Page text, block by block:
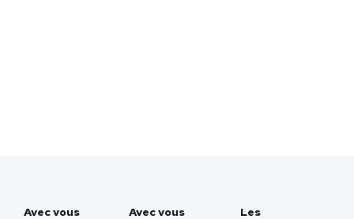
Avec vous
Avec vous
Les